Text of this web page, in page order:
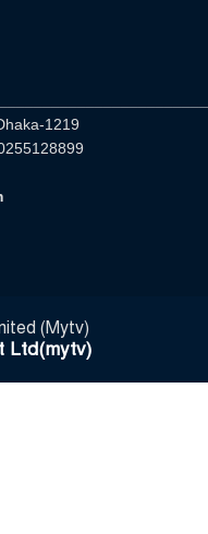
1219
(Mytv)
Ltd(mytv)